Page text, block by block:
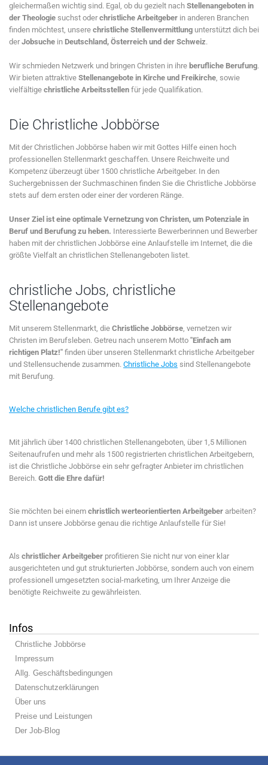
gleichermaßen wichtig sind. Egal, ob du gezielt nach Stellenangeboten in
der Theologie suchst oderchristliche Arbeitgeber in anderen Branchen
finden möchtest, unsere christliche Stellenvermittlung unterstützt dich bei
derJobsuche in Deutschland, Österreich und der Schweiz.
Wir schmieden Netzwerk und bringen Christen in ihre berufliche Berufung.
Wir bieten attraktive Stellenangebote in Kirche und Freikirche , sowie
vielfältige christliche Arbeitsstellen für jede Qualifikation.
Die Christliche Jobbörse
Mit der Christlichen Jobbörse haben wir mit Gottes Hilfe einen hoch
professionellen Stellenmarkt geschaffen. Unsere Reichweite und
Kompetenz überzeugt über 1500 christliche Arbeitgeber. In den
Suchergebnissen der Suchmaschinen finden Sie die Christliche Jobbörse
stets auf dem ersten oder einer der vorderen Ränge.
Unser Ziel ist eine optimale Vernetzung von Christen, um Potenziale in
Beruf und Berufung zu heben. Interessierte Bewerberinnen und Bewerber
haben mit der christlichen Jobbörse eine Anlaufstelle im Internet, die die
größte Vielfalt an christlichen Stellenangeboten listet.
christliche Jobs, christliche
Stellenangebote
Mit unserem Stellenmarkt, die Christliche Jobbörse , vernetzen wir
Christen im Berufsleben. Getreu nach unserem Motto "Einfach am
richtigen Platz!" finden über unseren Stellenmarkt christliche Arbeitgeber
und Stellensuchende zusammen. Christliche Jobs sind Stellenangebote
mit Berufung.
Welche christlichen Berufe gibt es?
Mit jährlich über 1400 christlichen Stellenangeboten, über 1,5 Millionen
Seitenaufrufen und mehr als 1500 registrierten christlichen Arbeitgebern,
ist die Christliche Jobbörse ein sehr gefragter Anbieter im christlichen
Bereich. Gott die Ehre dafür!
Sie möchten bei einem christlich werteorientierten Arbeitgeber arbeiten?
Dann ist unsere Jobbörse genau die richtige Anlaufstelle für Sie!
Als christlicher Arbeitgeber profitieren Sie nicht nur von einer klar
ausgerichteten und gut strukturierten Jobbörse, sondern auch von einem
professionell umgesetzten social-marketing, um Ihrer Anzeige die
benötigte Reichweite zu gewährleisten.
Infos
Christliche Jobbörse
Impressum
Allg. Geschäftsbedingungen
Datenschutzerklärungen
Über uns
Preise und Leistungen
Der Job-Blog